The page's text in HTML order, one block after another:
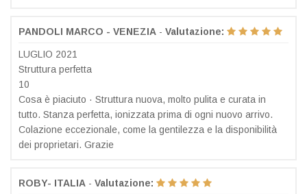
PANDOLI MARCO - VENEZIA - Valutazione:
LUGLIO 2021
Struttura perfetta
10
Cosa è piaciuto · Struttura nuova, molto pulita e curata in
tutto. Stanza perfetta, ionizzata prima di ogni nuovo arrivo.
Colazione eccezionale, come la gentilezza e la disponibilità
dei proprietari. Grazie
ROBY- ITALIA - Valutazione: